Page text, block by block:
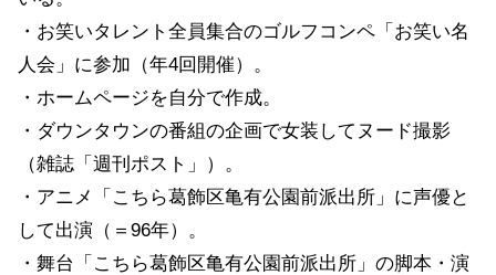
・お笑いタレント全員集合のゴルフコンペ「お笑い名
人会」に参加（年4回開催）。
・ホームページを自分で作成。
・ダウンタウンの番組の企画で女装してヌード撮影
（雑誌「週刊ポスト」）。
・アニメ「こちら葛飾区亀有公園前派出所」に声優と
して出演（＝96年）。
・舞台「こちら葛飾区亀有公園前派出所」の脚本・演